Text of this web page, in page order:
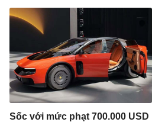
Sốc với mức phạt 700.000 USD